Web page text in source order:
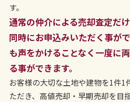
す。
通常の仲介による売却査定だ
同時にお申込みいただく事が
も声をかけることなく一度に
る事ができます。
お客様の大切な土地や建物を1件1
ただき、高値売却・早期売却を目